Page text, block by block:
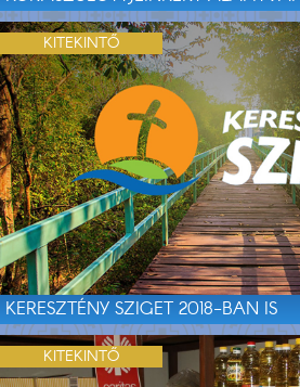
KERESZTÉNY SZIGET 2018-BAN IS
KITEKINTŐ
KITEKINTŐ